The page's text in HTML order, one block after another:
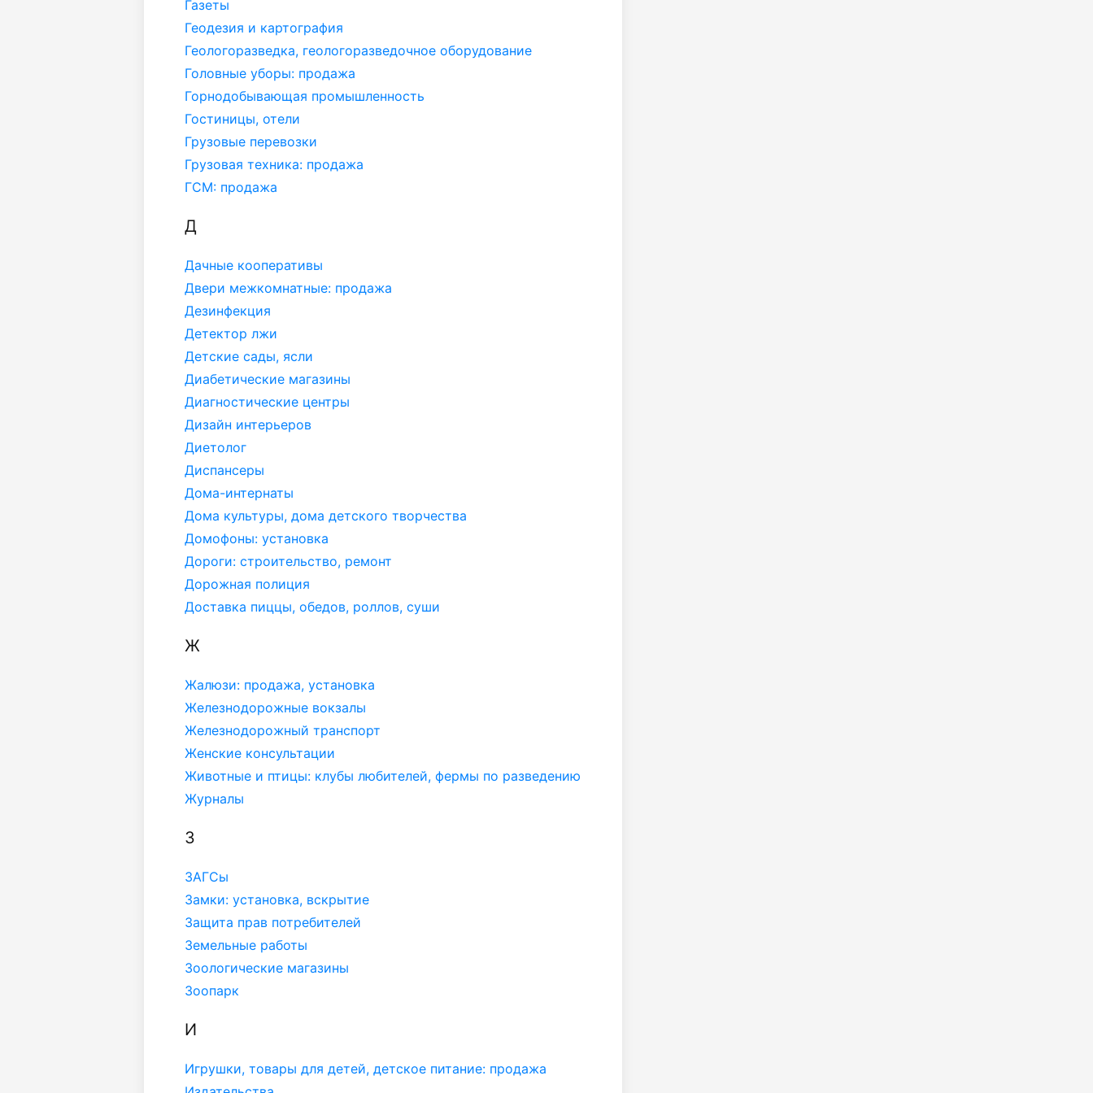
Газеты
Геодезия и картография
Геологоразведка, геологоразведочное оборудование
Головные уборы: продажа
Горнодобывающая промышленность
Гостиницы, отели
Грузовые перевозки
Грузовая техника: продажа
ГСМ: продажа
Д
Дачные кооперативы
Двери межкомнатные: продажа
Дезинфекция
Детектор лжи
Детские сады, ясли
Диабетические магазины
Диагностические центры
Дизайн интерьеров
Диетолог
Диспансеры
Дома-интернаты
Дома культуры, дома детского творчества
Домофоны: установка
Дороги: строительство, ремонт
Дорожная полиция
Доставка пиццы, обедов, роллов, суши
Ж
Жалюзи: продажа, установка
Железнодорожные вокзалы
Железнодорожный транспорт
Женские консультации
Животные и птицы: клубы любителей, фермы по разведению
Журналы
З
ЗАГСы
Замки: установка, вскрытие
Защита прав потребителей
Земельные работы
Зоологические магазины
Зоопарк
И
Игрушки, товары для детей, детское питание: продажа